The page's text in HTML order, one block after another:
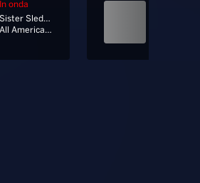
In onda
Sister Sledge
All American Girls